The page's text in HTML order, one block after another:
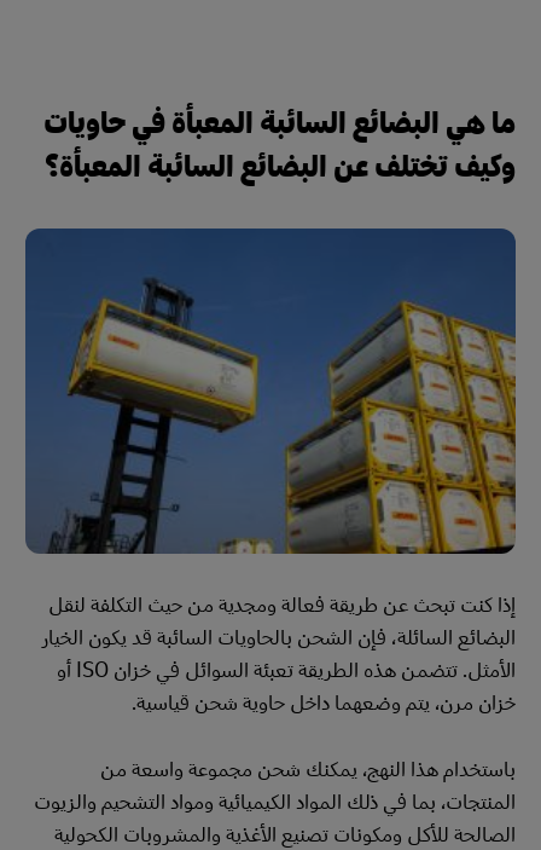
ما هي البضائع السائبة المعبأة في حاويات
وكيف تختلف عن البضائع السائبة المعبأة؟
إذا كنت تبحث عن طريقة فعالة ومجدية من حيث التكلفة لنقل
البضائع السائلة، فإن الشحن بالحاويات السائبة قد يكون الخيار
الأمثل. تتضمن هذه الطريقة تعبئة السوائل في خزان ISO أو
خزان مرن، يتم وضعهما داخل حاوية شحن قياسية.
باستخدام هذا النهج، يمكنك شحن مجموعة واسعة من
المنتجات، بما في ذلك المواد الكيميائية ومواد التشحيم والزيوت
الصالحة للأكل ومكونات تصنيع الأغذية والمشروبات الكحولية